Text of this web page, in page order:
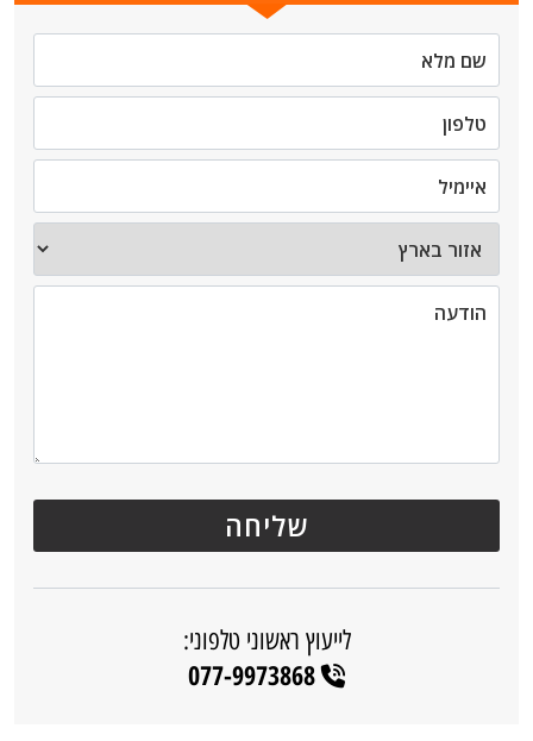
לייעוץ ראשוני טלפוני:
077-9973868